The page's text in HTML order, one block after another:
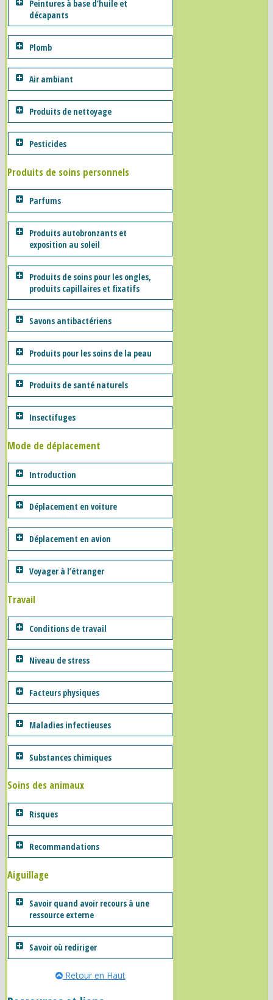
Peintures à base d’huile et
décapants
Plomb
Air ambiant
Produits de nettoyage
Pesticides
Produits de soins personnels
Parfums
Produits autobronzants et
exposition au soleil
Produits de soins pour les ongles,
produits capillaires et fixatifs
Savons antibactériens
Produits pour les soins de la peau
Produits de santé naturels
Insectifuges
Mode de déplacement
Introduction
Déplacement en voiture
Déplacement en avion
Voyager à l’étranger
Travail
Conditions de travail
Niveau de stress
Facteurs physiques
Maladies infectieuses
Substances chimiques
Soins des animaux
Risques
Recommandations
Aiguillage
Savoir quand avoir recours à une
ressource externe
Savoir où rediriger
Retour en Haut